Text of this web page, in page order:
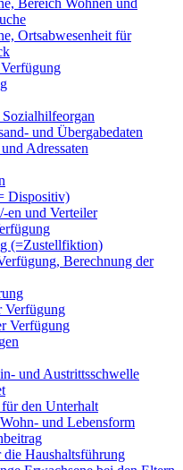
Ortsabwesenheit für
Sozialhilfeorgan
und Übergabedaten
Adressaten
Dispositiv)
en und Verteiler
(=Zustellfiktion)
Berechnung der
Verfügung
Verfügung
und Austrittsschwelle
den Unterhalt
und Lebensform
Haushaltsführung